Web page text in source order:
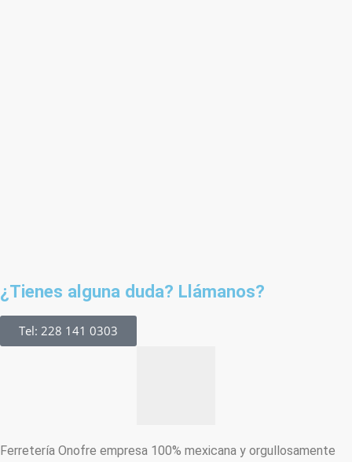
¿Tienes alguna duda? Llámanos?
Tel: 228 141 0303
Ferretería Onofre empresa 100% mexicana y orgullosamente